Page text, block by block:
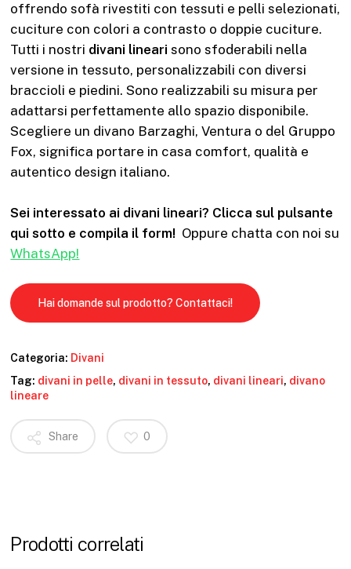
offrendo sofà rivestiti con tessuti e pelli selezionati,
cuciture con colori a contrasto o doppie cuciture.
Tutti i nostri divani lineari sono sfoderabili nella
versione in tessuto, personalizzabili con diversi
braccioli e piedini. Sono realizzabili su misura per
adattarsi perfettamente allo spazio disponibile.
Scegliere un divano Barzaghi, Ventura o del Gruppo
Fox, significa portare in casa comfort, qualità e
autentico design italiano.
Sei interessato ai divani lineari? Clicca sul pulsante
qui sotto e compila il form! Oppure chatta con noi su
WhatsApp!
Hai domande sul prodotto? Contattaci!
Categoria: Divani
Tag: divani in pelle, divani in tessuto, divani lineari, divano
lineare
Share 0
Prodotti correlati